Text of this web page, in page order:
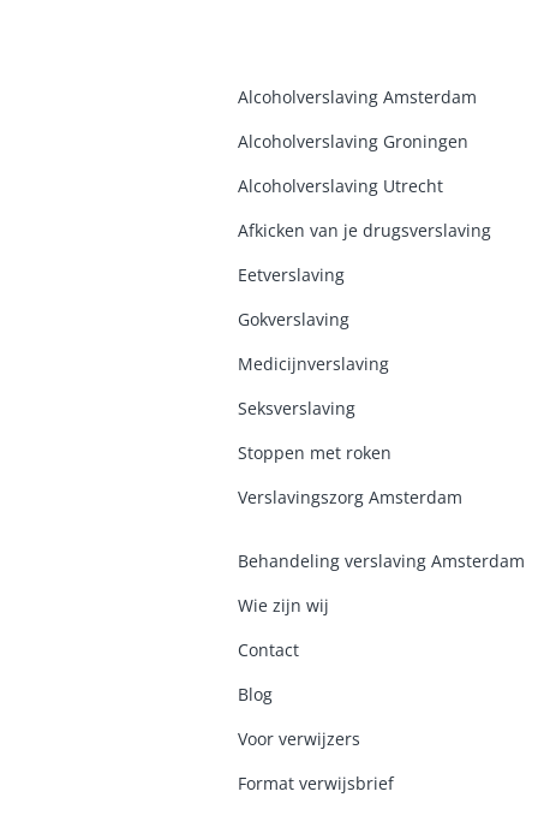
Alcoholverslaving Amsterdam
Alcoholverslaving Groningen
Alcoholverslaving Utrecht
Afkicken van je drugsverslaving
Eetverslaving
Gokverslaving
Medicijnverslaving
Seksverslaving
Stoppen met roken
Verslavingszorg Amsterdam
Behandeling verslaving Amsterdam
Wie zijn wij
Contact
Blog
Voor verwijzers
Format verwijsbrief